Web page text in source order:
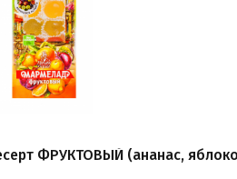
ФРУКТОВЫЙ (ананас,